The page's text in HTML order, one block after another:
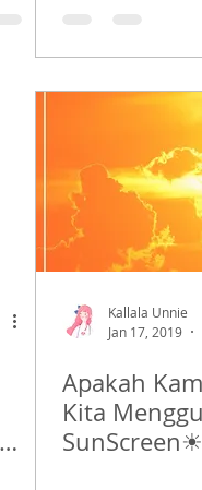
Kallala Unnie
Jan 17, 2019
Apakah
Kita